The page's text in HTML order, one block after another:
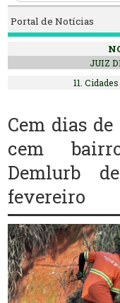
Portal de Notícias
JUIZ
11.
Cem dias
cem
Demlurb
fevereiro